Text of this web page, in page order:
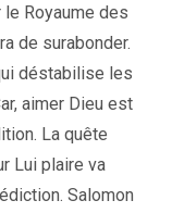
Royaume des
de surabonder.
déstabilise les
aimer Dieu est
La quête
Lui plaire va
Salomon